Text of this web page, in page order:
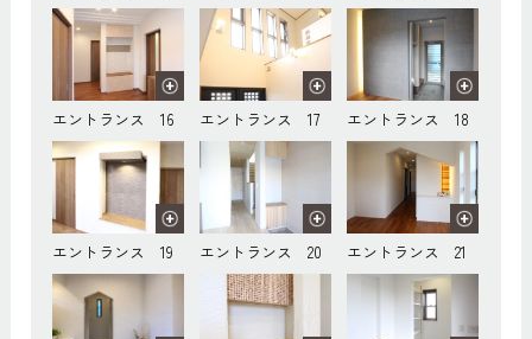
エントランス 16 エントランス 17 エントランス 18
エントランス 19 エントランス 20 エントランス 21